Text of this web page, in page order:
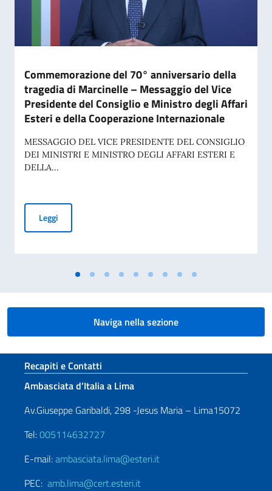
Commemorazione del 70° anniversario della
tragedia di Marcinelle – Messaggio del Vice
Presidente del Consiglio e Ministro degli Affari
Esteri e della Cooperazione Internazionale
MESSAGGIO DEL VICE PRESIDENTE DEL CONSIGLIO
DEI MINISTRI E MINISTRO DEGLI AFFARI ESTERI E
DELLA...
LeggiCommemorazione del 70° anniversario della tragedia di
Naviga nella sezione
Sezione footer
Recapiti e Contatti
Ambasciata d’Italia a Lima
Av.Giuseppe Garibaldi, 298 -Jesus Maria – Lima15072
Tel:005114632727
E-mail:ambasciata.lima@esteri.it
PEC: amb.lima@cert.esteri.it